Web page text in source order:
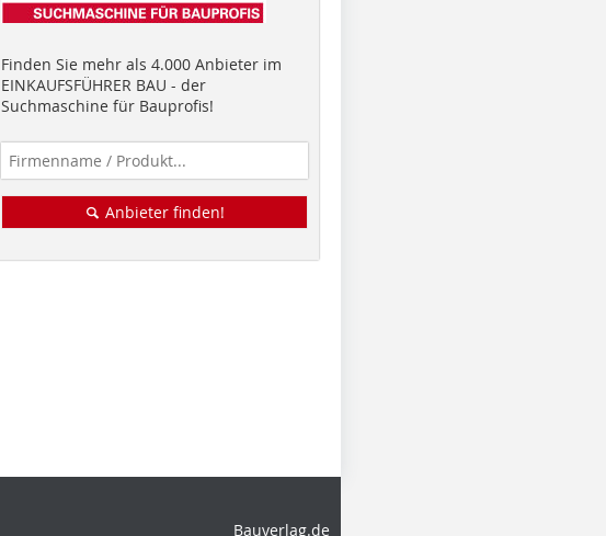
Finden Sie mehr als 4.000 Anbieter im
EINKAUFSFÜHRER BAU - der
Suchmaschine für Bauprofis!
Anbieter finden!
Bauverlag.de